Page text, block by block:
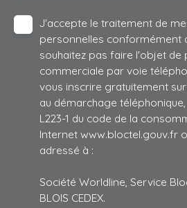
J'accepte le traitement de
personnelles conformément
souhaitez pas faire l'objet de
commerciale par voie
vous inscrire gratuitement
au démarchage
L223-1 du code de la
Internet www.bloctel.gouv.fr
adressé à :
Société Worldline, Service
BLOIS CEDEX.